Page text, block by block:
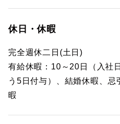
休日・休暇
完全週休二日(土日)
有給休暇：10～20日（入社
う5日付与）、結婚休暇、
暇